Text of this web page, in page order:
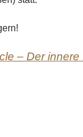
– Der innere